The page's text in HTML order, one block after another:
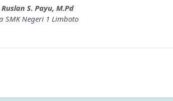
S. Payu, M.Pd
SMK Negeri 1 Limboto